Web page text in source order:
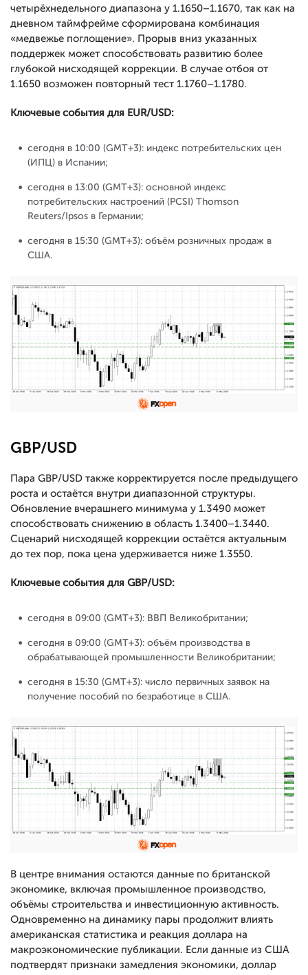
четырёхнедельного диапазона у 1.1650–1.1670, так как на
дневном таймфрейме сформирована комбинация
«медвежье поглощение». Прорыв вниз указанных
поддержек может способствовать развитию более
глубокой нисходящей коррекции. В случае отбоя от
1.1650 возможен повторный тест 1.1760–1.1780.
Ключевые события для EUR/USD:
сегодня в 10:00 (GMT+3): индекс потребительских цен
(ИПЦ) в Испании;
сегодня в 13:00 (GMT+3): основной индекс
потребительских настроений (PCSI) Thomson
Reuters/Ipsos в Германии;
сегодня в 15:30 (GMT+3): объём розничных продаж в
США.
GBP/USD
Пара GBP/USD также корректируется после предыдущего
роста и остаётся внутри диапазонной структуры.
Обновление вчерашнего минимума у 1.3490 может
способствовать снижению в область 1.3400–1.3440.
Сценарий нисходящей коррекции остаётся актуальным
до тех пор, пока цена удерживается ниже 1.3550.
Ключевые события для GBP/USD:
сегодня в 09:00 (GMT+3): ВВП Великобритании;
сегодня в 09:00 (GMT+3): объём производства в
обрабатывающей промышленности Великобритании;
сегодня в 15:30 (GMT+3): число первичных заявок на
получение пособий по безработице в США.
В центре внимания остаются данные по британской
экономике, включая промышленное производство,
объёмы строительства и инвестиционную активность.
Одновременно на динамику пары продолжит влиять
американская статистика и реакция доллара на
макроэкономические публикации. Если данные из США
подтвердят признаки замедления экономики, доллар